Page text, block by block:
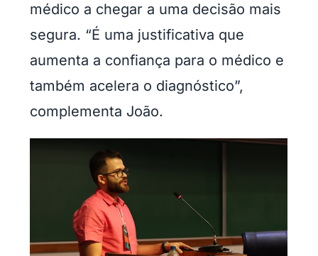
médico a chegar a uma decisão mais
segura. “É uma justificativa que
aumenta a confiança para o médico e
também acelera o diagnóstico”,
complementa João.